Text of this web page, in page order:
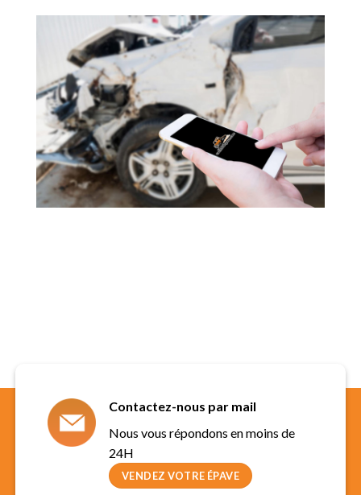
Contactez-nous par mail
Nous vous répondons en moins de
24H
VENDEZ VOTRE ÉPAVE